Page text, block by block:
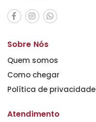
Sobre Nós
Quem somos
Como chegar
Política de privacidade
Atendimento